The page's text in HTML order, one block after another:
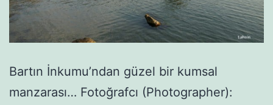
Bartın İnkumu’ndan güzel bir kumsal
manzarası… Fotoğrafcı (Photographer):